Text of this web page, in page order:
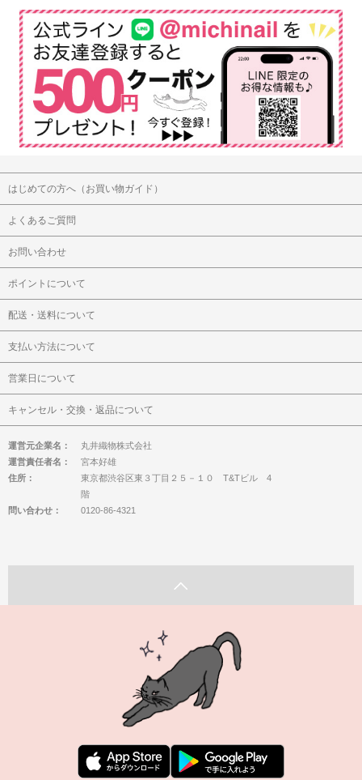
はじめての方へ（お買い物ガイド）
よくあるご質問
お問い合わせ
ポイントについて
配送・送料について
支払い方法について
営業日について
キャンセル・交換・返品について
運営元企業名：
丸井織物株式会社
運営責任者名：
宮本好雄
住所：
東京都渋谷区東３丁目２５－１０ T&Tビル 4
階
問い合わせ：
0120-86-4321